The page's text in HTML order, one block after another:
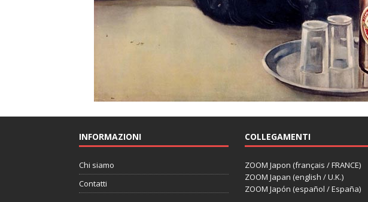
INFORMAZIONI
Chi siamo
Contatti
COLLEGAMENTI
ZOOM Japon (français / FRANCE)
ZOOM Japan (english / U.K.)
ZOOM Japón (español / España)